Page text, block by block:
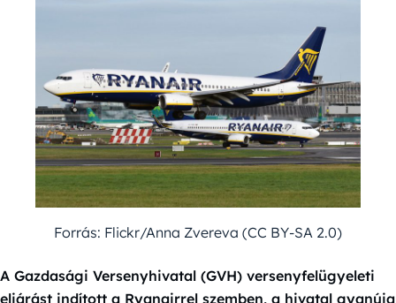
Forrás: Flickr/Anna Zvereva (CC BY-SA 2.0)
A Gazdasági Versenyhivatal (GVH) versenyfelügyeleti
eljárást indított a Ryanairrel szemben, a hivatal gyanúja